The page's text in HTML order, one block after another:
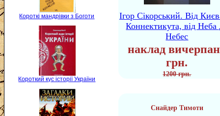
Короткі мандрівки з Боготи
Короткий кус історії України
Ігор Сікорський. Від
Коннектикута, від Неба
Небес
наклад
грн.
1200 грн.
Снайдер Тимоти